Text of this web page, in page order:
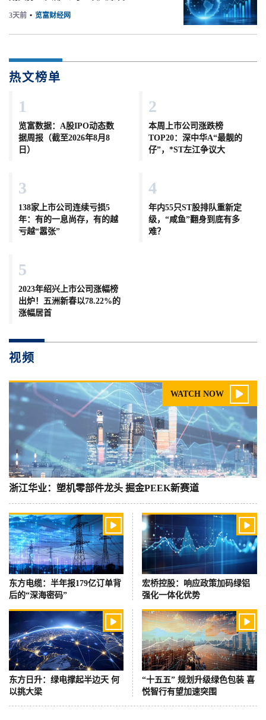
3天前 • 览富财经网
热文榜单
1
览富数据：A股IPO动态数
据周报（截至2026年8月8
日）
2
本周上市公司涨跌榜
TOP20：深中华A“最靓的
仔”，*ST左江争议大
3
138家上市公司连续亏损5
年：有的一息尚存，有的越
亏越“嚣张”
4
年内55只ST股排队重新定
级，“咸鱼”翻身到底有多
难？
5
2023年绍兴上市公司涨幅榜
出炉！五洲新春以78.22%的
涨幅居首
视频
WATCH NOW 
浙江华业：塑机零部件龙头 掘金PEEK新赛道

东方电缆：半年报179亿订单背
后的“深海密码”

宏桥控股：响应政策加码绿铝
强化一体化优势

东方日升：绿电撑起半边天 何
以挑大梁

“十五五” 规划升级绿色包装 喜
悦智行有望加速突围